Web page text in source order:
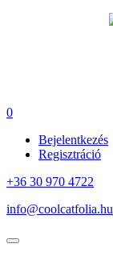
0
Bejelentkezés
Regisztráció
+36 30 970 4722
info@coolcatfolia.hu